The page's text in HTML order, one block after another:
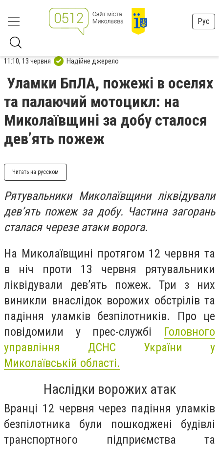
Рус
11:10, 13 червня Надійне джерело
Уламки БпЛА, пожежі в оселях
та палаючий мотоцикл: на
Миколаївщині за добу сталося
дев’ять пожеж
Читать на русском
Рятувальники Миколаївщини ліквідували
дев’ять пожеж за добу. Частина загорань
сталася черезе атаки ворога.
На Миколаївщині протягом 12 червня та
в ніч проти 13 червня рятувальники
ліквідували дев’ять пожеж. Три з них
виникли внаслідок ворожих обстрілів та
падіння уламків безпілотників. Про це
повідомили у прес-службі Головного
управління ДСНС України у
Миколаївській області.
Наслідки ворожих атак
Вранці 12 червня через падіння уламків
безпілотника були пошкоджені будівлі
транспортного підприємства та